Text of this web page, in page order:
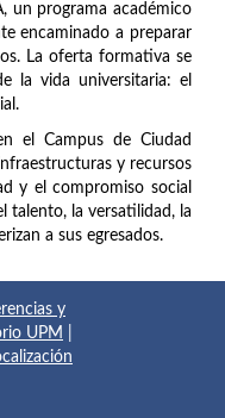
un programa académico
encaminado a preparar
La oferta formativa se
la vida universitaria: el
el Campus de Ciudad
y recursos
y el compromiso social
talento, la versatilidad, la
a sus egresados.
y
UPM